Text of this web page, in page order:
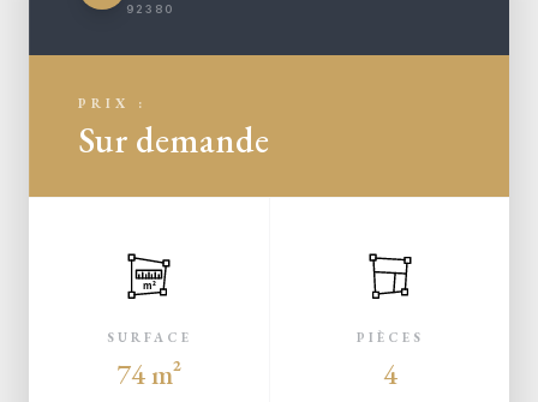
92380
PRIX :
Sur demande
m²
SURFACE
74 m²
PIÈCES
4